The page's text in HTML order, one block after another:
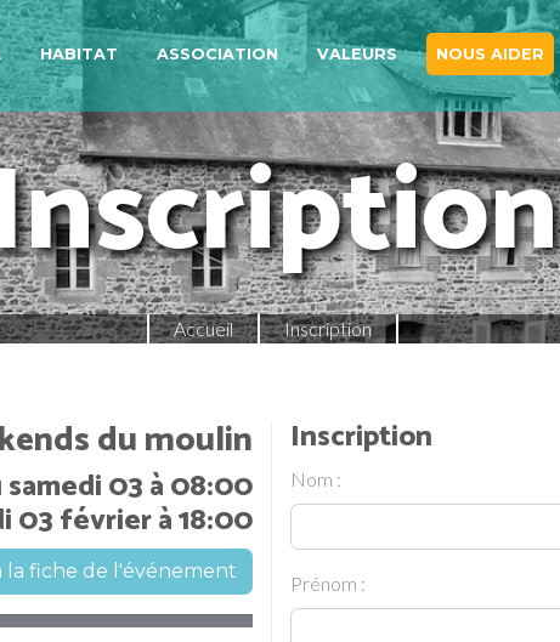
HABITAT ASSOCIATION VALEURS NOUS AIDER
Accueil Inscription
du moulin
samedi 03 à 08:00
03 février à 18:00
la fiche de l'événement
Inscription
Nom :
Prénom :